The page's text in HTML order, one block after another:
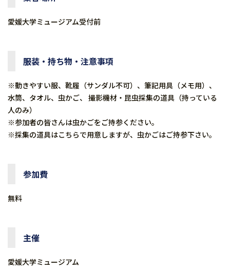
愛媛大学ミュージアム受付前
服装・持ち物・注意事項
※動きやすい服、靴履（サンダル不可）、筆記用具（メモ用）、
水筒、タオル、虫かご、 撮影機材・昆虫採集の道具（持っている
人のみ）
※参加者の皆さんは虫かごをご持参ください。
※採集の道具はこちらで用意しますが、虫かごはご持参下さい。
参加費
無料
主催
愛媛大学ミュージアム